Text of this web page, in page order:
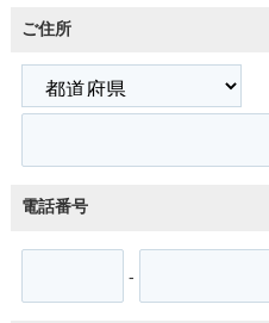
ご住所
電話番号
-